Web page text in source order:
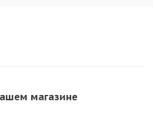
магазине